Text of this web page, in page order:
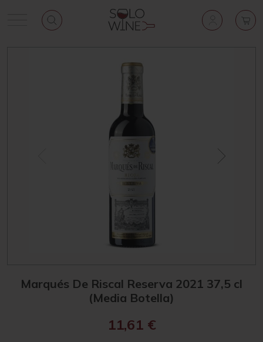
Marqués De Riscal Reserva 2021 37,5 cl
(Media Botella)
11,61 €